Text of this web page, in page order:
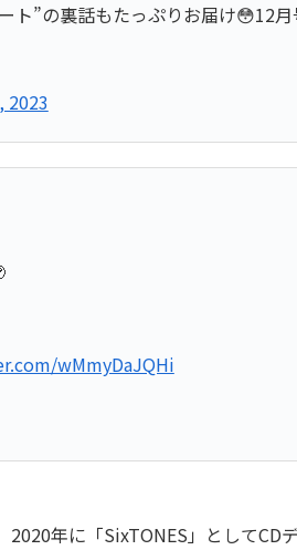
ト”の裏話もたっぷりお届け😳12
2023
wMmyDaJQHi
年に「SixTONES」としてCD